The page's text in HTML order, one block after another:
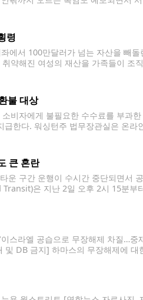
령
에서 100만달러가 넘는 자산을 빼
약해진 여성의 재산을 가족들이 조
불 대상
비자에게 불필요한 수수료를 부과
한다. 워싱턴주 법무장관실은 온라
큰 혼란
운 구간 운행이 수시간 중단되면서
은 지난 2일 오후 2시 15분부
스라엘 공습으로 무장해제 차질…중
DB 금지] 하마스의 무장해제에 대